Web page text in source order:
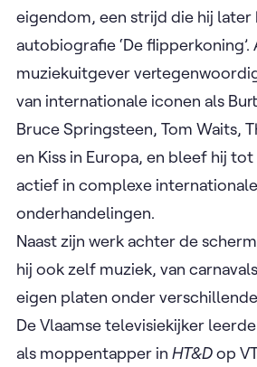
eigendom, een strijd die hij later
autobiografie ‘De flipperkoning’.
muziekuitgever
van internationale iconen als
Bruce Springsteen, Tom Waits,
en Kiss in Europa, en bleef hij
actief in complexe internationale
onderhandelingen.
Naast zijn werk achter de
hij ook zelf muziek, van
eigen platen onder
De Vlaamse televisiekijker
als moppentapper in HT&Dop